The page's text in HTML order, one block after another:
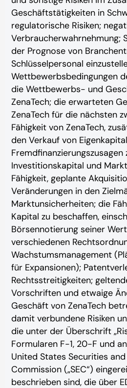
Geschäftstätigkeiten in
regulatorische Risiken;
Verbraucherwahrnehmung;
der Prognose von
Schlüsselpersonal
Wettbewerbsbedingungen
die Wettbewerbs- und
ZenaTech; die erwarteten
ZenaTech für die nächsten
Fähigkeit von ZenaTech,
den Verkauf von
Fremdfinanzierungszusagen
Investitionskapital und
Fähigkeit, geplante
Veränderungen in den
Marktunsicherheiten; die
Kapital zu beschaffen,
Börsennotierung seiner
verschiedenen
Wachstumsmanagement
für Expansionen);
Rechtsstreitigkeiten;
Vorschriften und etwaige
Geschäft von ZenaTech
damit verbundene Risiken
die unter der Überschrift
Formularen F-1, 20-F und
United States Securities
Commission („SEC“)
beschrieben sind, die über